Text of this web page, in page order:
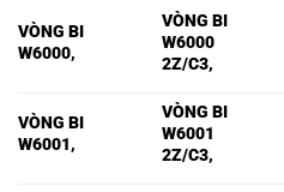
VÒNG BI
W6000,
VÒNG BI
W6000
2Z/C3,
VÒNG BI
W6001,
VÒNG BI
W6001
2Z/C3,